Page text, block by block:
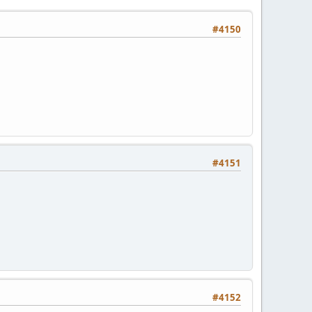
#4150
#4151
#4152